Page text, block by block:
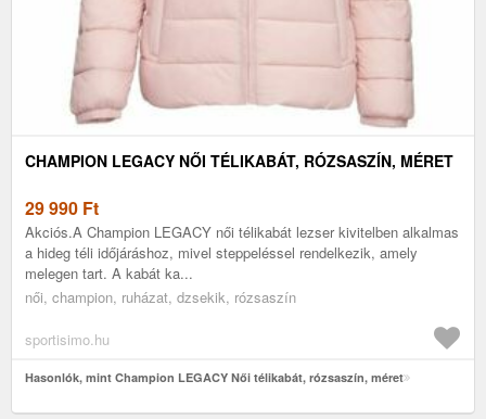
CHAMPION LEGACY NŐI TÉLIKABÁT, RÓZSASZÍN, MÉRET
29 990 Ft
Akciós.A Champion LEGACY női télikabát lezser kivitelben alkalmas
a hideg téli időjáráshoz, mivel steppeléssel rendelkezik, amely
melegen tart. A kabát ka...
női, champion, ruházat, dzsekik, rózsaszín
sportisimo.hu
Hasonlók, mint Champion LEGACY Női télikabát, rózsaszín, méret